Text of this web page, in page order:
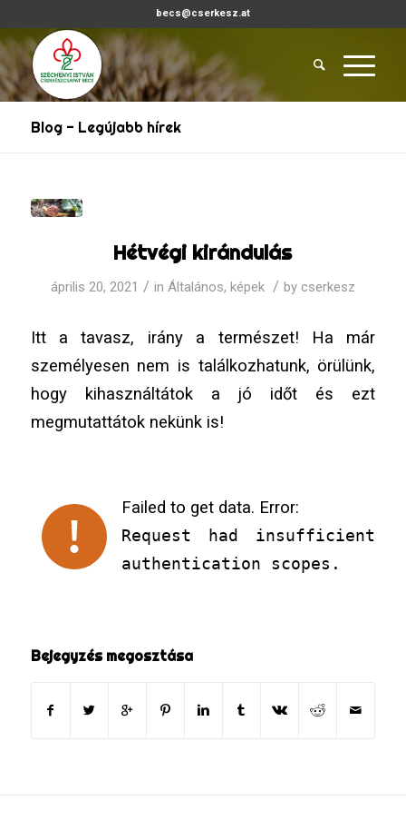
becs@cserkesz.at
Blog - Legújabb hírek
Hétvégi kirándulás
április 20, 2021 / in Általános, képek / by cserkesz
Itt a tavasz, irány a természet! Ha már
személyesen nem is találkozhatunk, örülünk,
hogy kihasználtátok a jó időt és ezt
megmutattátok nekünk is!
Failed to get data. Error:
Request had insufficient
authentication scopes.
Bejegyzés megosztása